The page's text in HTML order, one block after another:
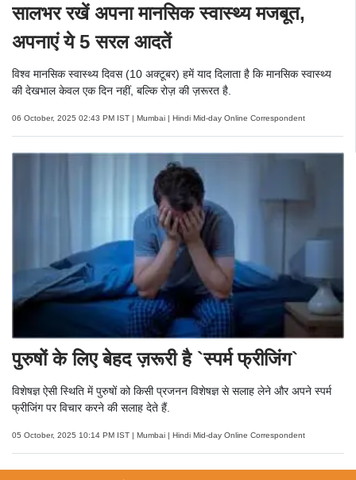
सालभर रखें अपना मानसिक स्वास्थ्य मजबूत,
अपनाएं ये 5 सरल आदतें
विश्व मानसिक स्वास्थ्य दिवस (10 अक्टूबर) हमें याद दिलाता है कि मानसिक स्वास्थ्य
की देखभाल केवल एक दिन नहीं, बल्कि रोज़ की ज़रूरत है.
06 October, 2025 02:43 PM IST | Mumbai | Hindi Mid-day Online Correspondent
पुरुषों के लिए बेहद ज़रूरी है `स्पर्म फ्रीजिंग`
विशेषज्ञ ऐसी स्थिति में पुरुषों को किसी प्रजनन विशेषज्ञ से सलाह लेने और अपने स्पर्म
फ्रीजिंग पर विचार करने की सलाह देते हैं.
05 October, 2025 10:14 PM IST | Mumbai | Hindi Mid-day Online Correspondent